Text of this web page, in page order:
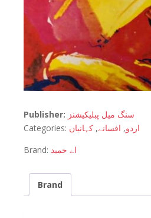
Publisher: سنگ میل پبلیکیشنز
Categories:
اردو, افسانے, کہانیاں
Brand: اے حمید
Brand